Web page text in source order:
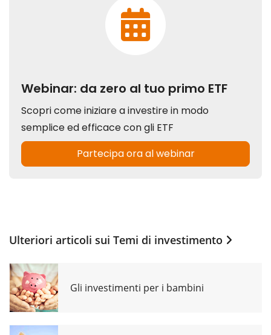
Ulteriori articoli sui Temi di investimento
Gli investimenti per i bambini